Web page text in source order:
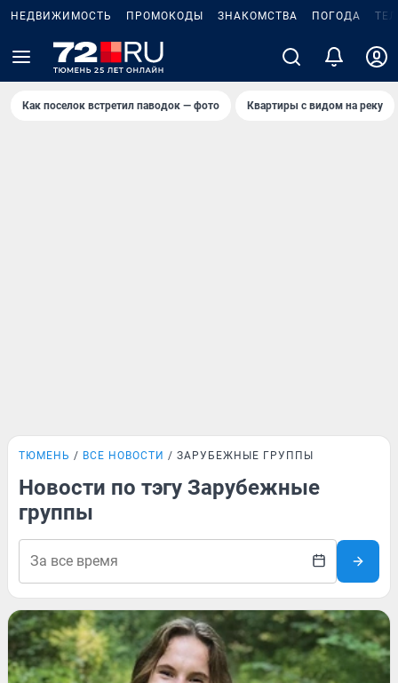
НЕДВИЖИМОСТЬ ПРОМОКОДЫ ЗНАКОМСТВА ПОГОДА
Как поселок встретил паводок — фото Квартиры с видом на реку
ТЮМЕНЬ ВСЕ НОВОСТИ ЗАРУБЕЖНЫЕ ГРУППЫ
Новости по тэгу Зарубежные
группы